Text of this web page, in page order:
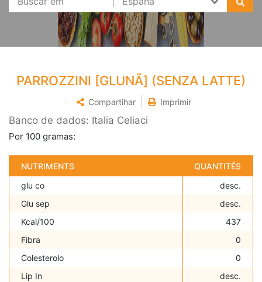
PARROZZINI [GLUNÃ] (SENZA LATTE)
Compartihar Imprimir
Banco de dados: Italia Celiaci
Por 100 gramas:
NUTRIMENTS
QUANTITÉS
glu co
desc.
Glu sep
desc.
Kcal/100
437
Fibra
0
Colesterolo
0
Lip In
desc.